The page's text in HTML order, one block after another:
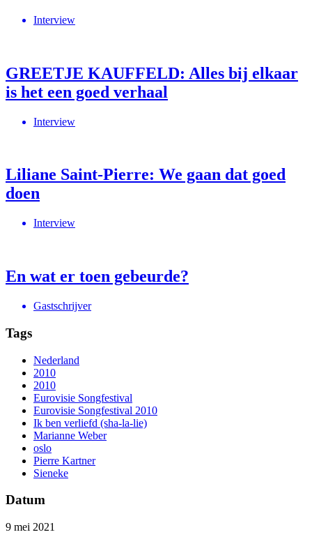
Interview
GREETJE KAUFFELD: Alles bij elkaar
is het een goed verhaal
Interview
Liliane Saint-Pierre: We gaan dat goed
doen
Interview
En wat er toen gebeurde?
Gastschrijver
Tags
Nederland
2010
2010
Eurovisie Songfestival
Eurovisie Songfestival 2010
Ik ben verliefd (sha-la-lie)
Marianne Weber
oslo
Pierre Kartner
Sieneke
Datum
9 mei 2021